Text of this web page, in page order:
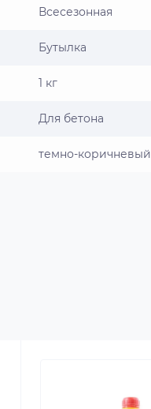
Всесезонная
Бутылка
1 кг
Для бетона
темно-коричневый